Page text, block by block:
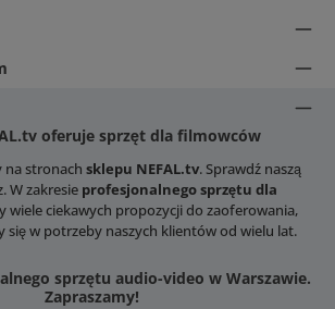
oferuje sprzęt dla filmowców
na stronach sklepu NEFAL.tv. Sprawdź naszą
W zakresie profesjonalnego sprzętu dla
wiele ciekawych propozycji do zaoferowania,
się w potrzeby naszych klientów od wielu lat.
sprzętu audio-video w Warszawie.
Zapraszamy!